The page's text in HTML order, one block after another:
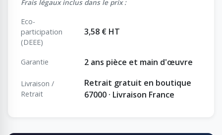
Frais légaux inclus dans le prix :
Eco-
participation
(DEEE)
3,58 € HT
Garantie 2 ans pièce et main d'œuvre
Livraison /
Retrait
Retrait gratuit en boutique
67000 · Livraison France